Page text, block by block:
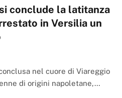
conclude la latitanza
in Versilia un
nel cuore di Viareggio
di origini napoletane,…